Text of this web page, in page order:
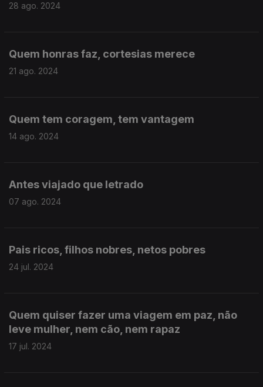
28 ago. 2024
Quem honras faz, cortesias merece
21 ago. 2024
Quem tem coragem, tem vantagem
14 ago. 2024
Antes viajado que letrado
07 ago. 2024
Pais ricos, filhos nobres, netos pobres
24 jul. 2024
Quem quiser fazer uma viagem em paz, não
leve mulher, nem cão, nem rapaz
17 jul. 2024